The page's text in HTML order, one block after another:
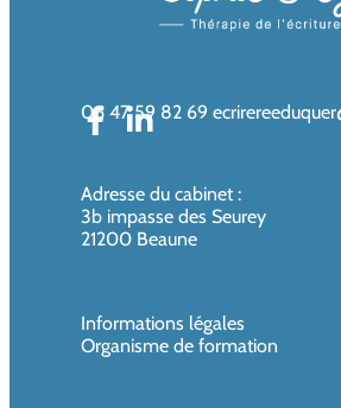
06 47 59 82 69
Adresse du cabinet :
3b impasse des Seurey
21200 Beaune
Informations légales
Organisme de formation